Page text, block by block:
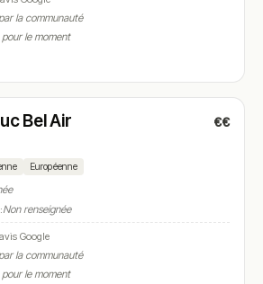
la communauté
le moment
Bel Air €€
Européenne
Non renseignée
Google
la communauté
le moment